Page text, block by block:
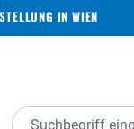
IN WIEN